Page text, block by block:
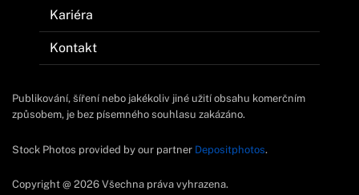
Kariéra
Kontakt
Publikování, šíření nebo jakékoliv jiné užití obsahu komerčním
způsobem, je bez písemného souhlasu zakázáno.
Stock Photos provided by our partner Depositphotos.
Copyright @ 2026 Všechna práva vyhrazena.